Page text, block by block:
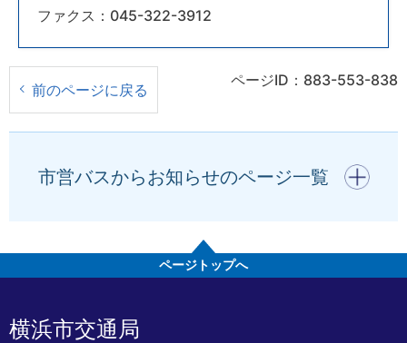
ファクス：045-322-3912
前のページに戻る
ページID：883-553-838
市営バスからお知らせのページ一覧
開く
ページトップへ
横浜市交通局